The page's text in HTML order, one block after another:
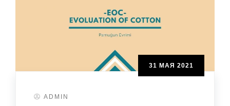
31 МАЯ 2021
ADMIN